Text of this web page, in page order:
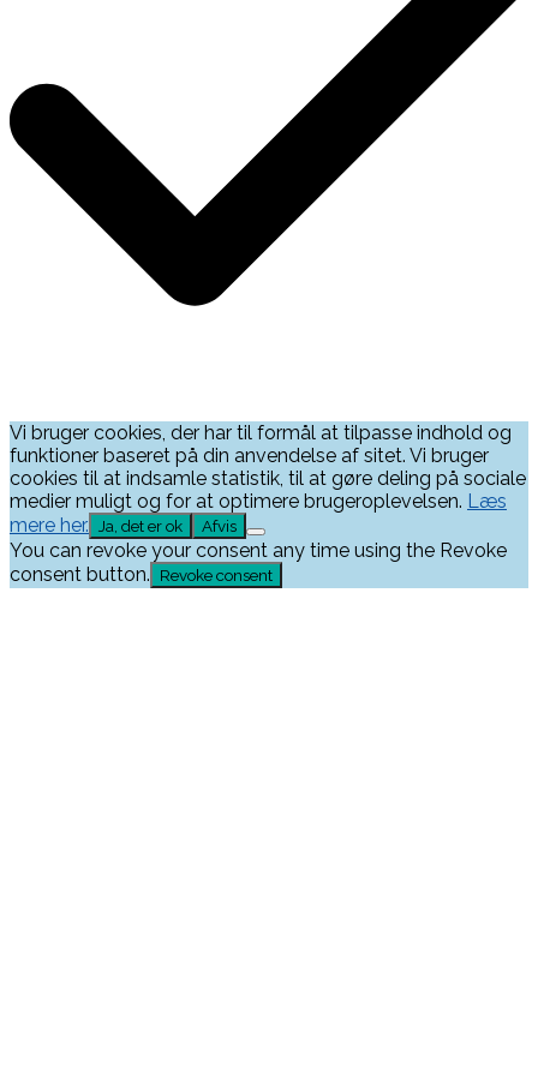
Vi bruger cookies, der har til formål at tilpasse indhold og
funktioner baseret på din anvendelse af sitet. Vi bruger
cookies til at indsamle statistik, til at gøre deling på sociale
medier muligt og for at optimere brugeroplevelsen. Læs
mere her. Ja, det er ok Afvis
You can revoke your consent any time using the Revoke
consent button.
Revoke consent